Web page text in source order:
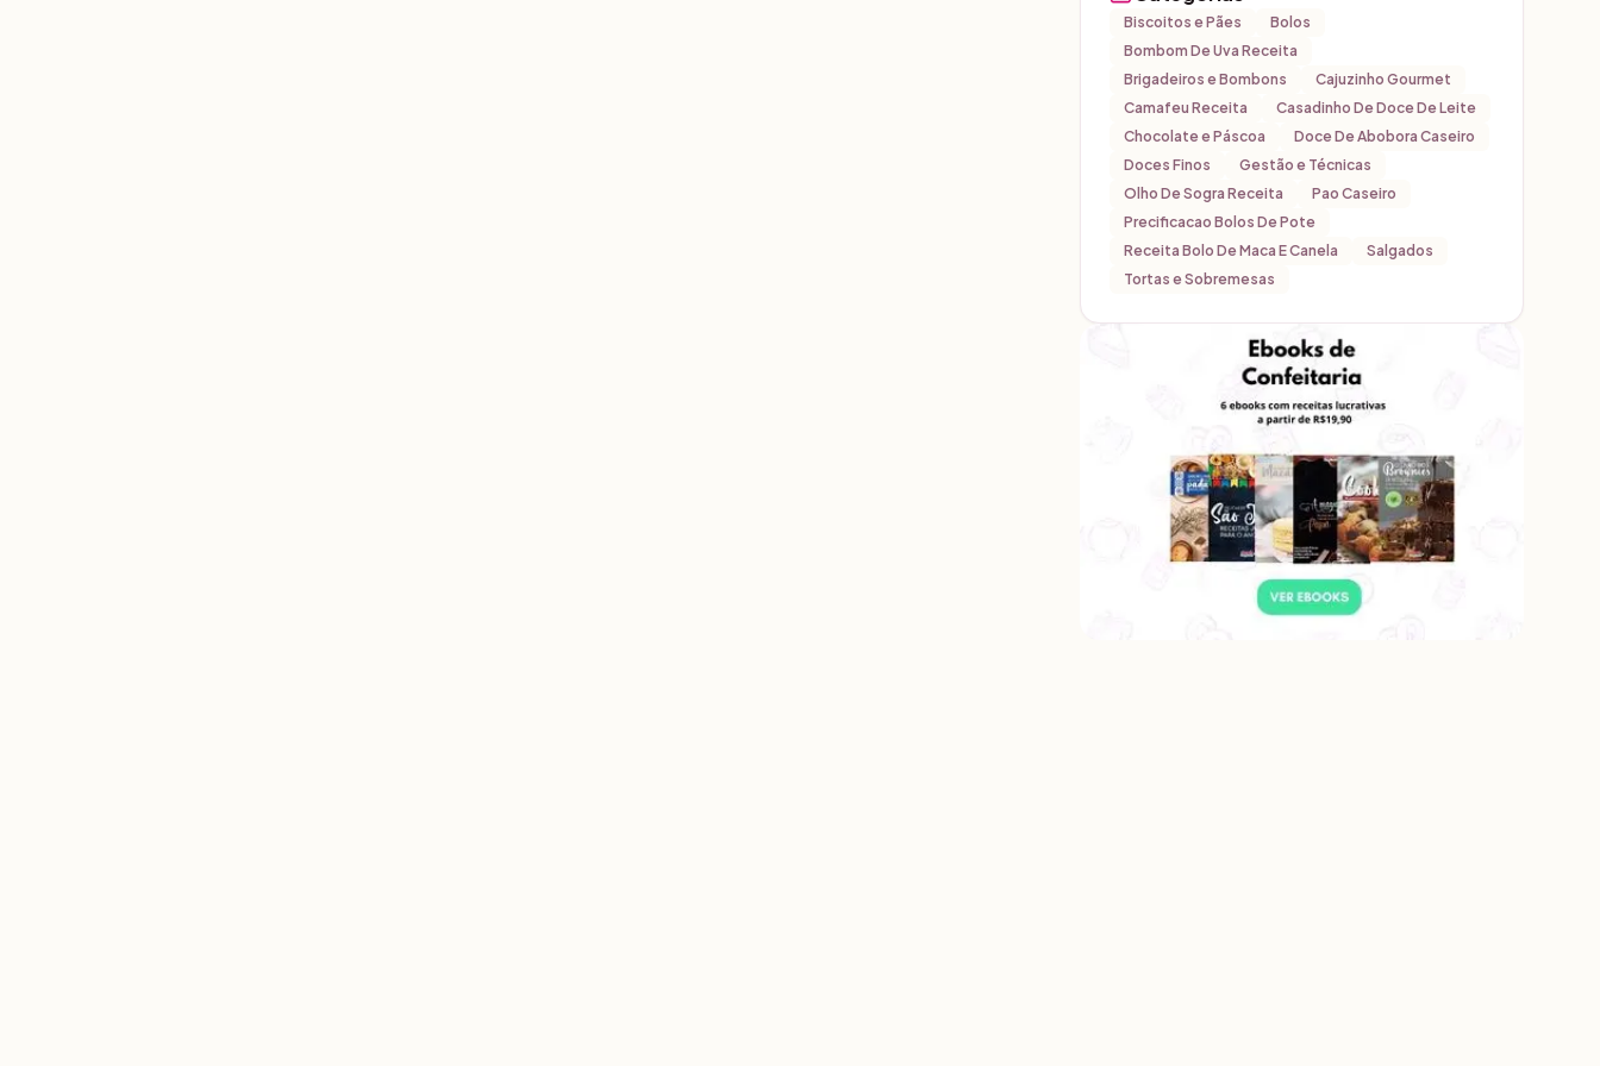
Biscoitos e Pães
Bolos
Bombom De Uva Receita
Brigadeiros e Bombons
Cajuzinho Gourmet
Camafeu Receita
Casadinho De Doce De Leite
Chocolate e Páscoa
Doce De Abobora Caseiro
Doces Finos
Gestão e Técnicas
Olho De Sogra Receita
Pao Caseiro
Precificacao Bolos De Pote
Receita Bolo De Maca E Canela
Salgados
Tortas e Sobremesas